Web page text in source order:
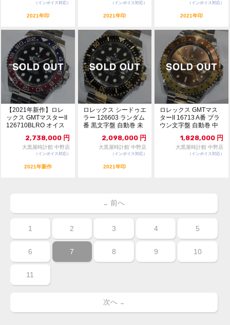
（インボイス対応）
2021年印
（インボイス対応）
2021年印
（インボイス対応）
2021年印
【2021年新作】ロレ
ックス GMTマスターII
126710BLRO オイス
2,738,000 円
大黒屋時計館 中野店
（インボイス対応）
2021年新作
ロレックス シードゥエ
ラー 126603 ランダム
番 黒文字盤 自動巻 未
2,098,000 円
大黒屋時計館 中野店
（インボイス対応）
2021年印
ロレックス GMTマス
ターII 16713 A番 ブラ
ウン文字盤 自動巻 中
1,828,000 円
大黒屋時計館 中野店
（インボイス対応）
← 前へ
1 2 3 4 5
6 7 8 9 10
11
次へ →